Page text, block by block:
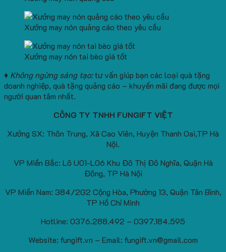
Xưởng may nón quảng cáo theo yêu cầu
Xưởng may nón tai bèo giá tốt
♦ Không ngừng sáng tạo:tư vấn giúp bạn các loại quà tặng
doanh nghiệp, quà tặng quảng cáo – khuyến mãi đang được mọi
người quan tâm nhất.
CÔNG TY TNHH FUNGIFT VIỆT
Xưởng SX: Thôn Trung, Xã Cao Viên, Huyện Thanh Oai,TP Hà
Nội.
VP Miền Bắc: Lô U01-L06 Khu Đô Thị Đô Nghĩa, Quận Hà
Đông, TP Hà Nội
VP Miền Nam: 384/2G2 Cộng Hòa, Phường 13, Quận Tân Bình,
TP Hồ Chí Minh
Hotline: 0376.288.492 – 0397.184.595
Website: fungift.vn – Email: fungift.vn@gmail.com